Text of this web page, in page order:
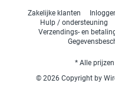
Zakelijke klanten
Hulp / ondersteuning
Verzendings- en
* Alle
© 2026 Copyright by